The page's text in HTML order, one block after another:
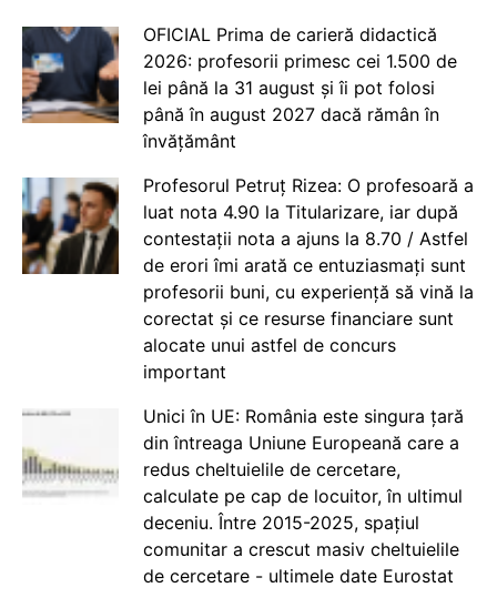
OFICIAL Prima de carieră didactică
2026: profesorii primesc cei 1.500 de
lei până la 31 august și îi pot folosi
până în august 2027 dacă rămân în
învățământ
Profesorul Petruț Rizea: O profesoară a
luat nota 4.90 la Titularizare, iar după
contestații nota a ajuns la 8.70 / Astfel
de erori îmi arată ce entuziasmați sunt
profesorii buni, cu experiență să vină la
corectat și ce resurse financiare sunt
alocate unui astfel de concurs
important
Unici în UE: România este singura țară
din întreaga Uniune Europeană care a
redus cheltuielile de cercetare,
calculate pe cap de locuitor, în ultimul
deceniu. Între 2015-2025, spațiul
comunitar a crescut masiv cheltuielile
de cercetare - ultimele date Eurostat